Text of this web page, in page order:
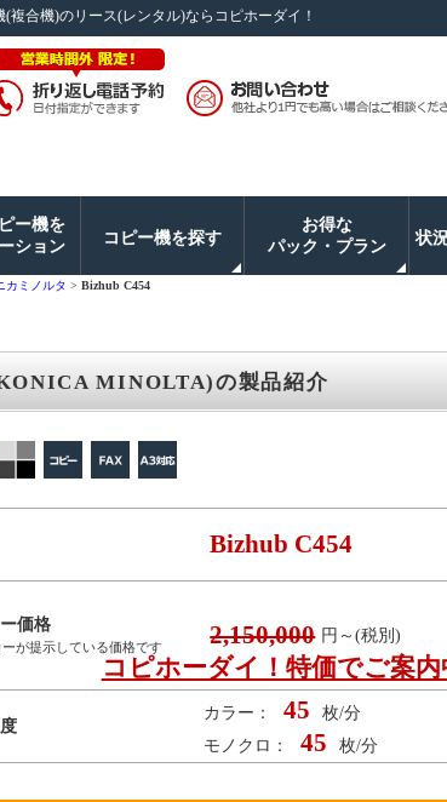
(複合機)のリース(レンタル)ならコピホーダイ！
ー機を
ション
コピー機を探す
お得な
パック・プラン
状
カミノルタ > Bizhub C454
MINOLTA)の製品紹介
Bizhub C454
価格
が提示している価格です 2,150,000 円～(税別)
コピホーダイ！特価でご案内
カラー： 45
枚/分
モノクロ：
45 枚/分